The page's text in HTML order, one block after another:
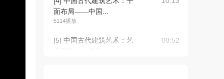
面布局——中国...
5114播放
[5] 中国古代建筑艺术：艺
08:52